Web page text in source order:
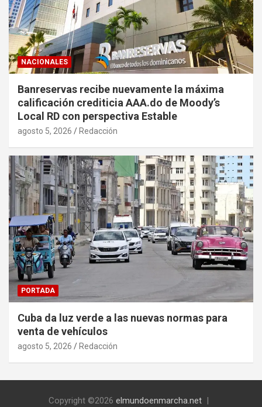
NACIONALES
Banreservas recibe nuevamente la máxima
calificación crediticia AAA.do de Moody’s
Local RD con perspectiva Estable
agosto 5, 2026 Redacción
PORTADA
Cuba da luz verde a las nuevas normas para
venta de vehículos
agosto 5, 2026 Redacción
Copyright ©2026 elmundoenmarcha.net